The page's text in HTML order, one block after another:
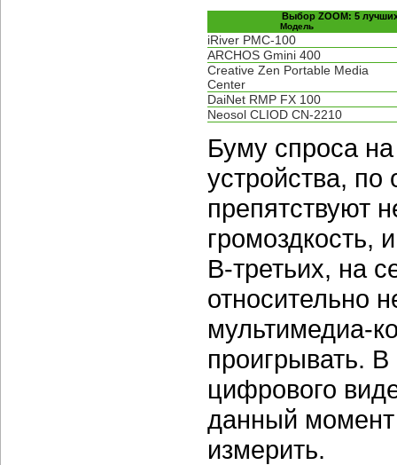
Выбор ZOOM: 5
Модель
iRiver PMC-100
ARCHOS Gmini 400
Creative Zen Portable Media
Center
DaiNet RMP FX 100
Neosol CLIOD CN-2210
Буму спроса
устройства,
препятствуют
громоздкость,
В-третьих, на
относительно
мультимедиа-
проигрывать.
цифрового
данный момент
измерить.